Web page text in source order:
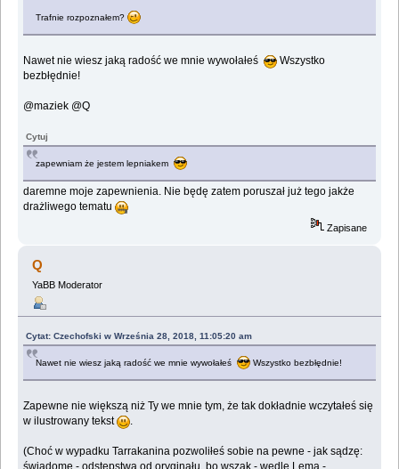
Trafnie rozpoznałem?
Nawet nie wiesz jaką radość we mnie wywołałeś
Wszystko
bezbłędnie!
@maziek @Q
Cytuj
zapewniam że jestem lepniakem
daremne moje zapewnienia. Nie będę zatem poruszał już tego jakże
drażliwego tematu
Zapisane
Q
YaBB Moderator
Cytat: Czechofski w Września 28, 2018, 11:05:20 am
Nawet nie wiesz jaką radość we mnie wywołałeś Wszystko bezbłędnie!
Zapewne nie większą niż Ty we mnie tym, że tak dokładnie wczytałeś się
w ilustrowany tekst
(Choć w wypadku Tarrakanina pozwoliłeś sobie na pewne - jak sądzę:
świadome - odstępstwa od oryginału, bo wszak - wedle Lema -